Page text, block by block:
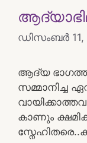
ഡിസംബർ 11,
ആദ്യ
സമ്മാനിച്ച
കാണും